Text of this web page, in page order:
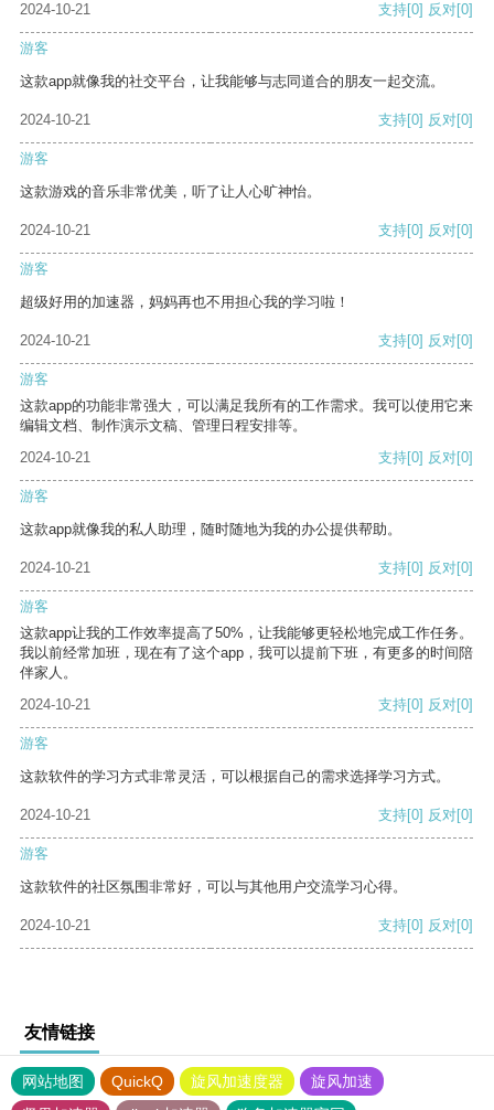
2024-10-21 支持[0] 反对[0]
游客
这款app就像我的社交平台，让我能够与志同道合的朋友一起交流。
2024-10-21 支持[0] 反对[0]
游客
这款游戏的音乐非常优美，听了让人心旷神怡。
2024-10-21 支持[0] 反对[0]
游客
超级好用的加速器，妈妈再也不用担心我的学习啦！
2024-10-21 支持[0] 反对[0]
游客
这款app的功能非常强大，可以满足我所有的工作需求。我可以使用它来
编辑文档、制作演示文稿、管理日程安排等。
2024-10-21
支持[0] 反对[0]
游客
这款app就像我的私人助理，随时随地为我的办公提供帮助。
2024-10-21 支持[0] 反对[0]
游客
这款app让我的工作效率提高了50%，让我能够更轻松地完成工作任务。
我以前经常加班，现在有了这个app，我可以提前下班，有更多的时间陪
伴家人。
2024-10-21
支持[0] 反对[0]
游客
这款软件的学习方式非常灵活，可以根据自己的需求选择学习方式。
2024-10-21 支持[0] 反对[0]
游客
这款软件的社区氛围非常好，可以与其他用户交流学习心得。
2024-10-21 支持[0] 反对[0]
友情链接
网站地图 QuickQ 旋风加速度器
旋风加速